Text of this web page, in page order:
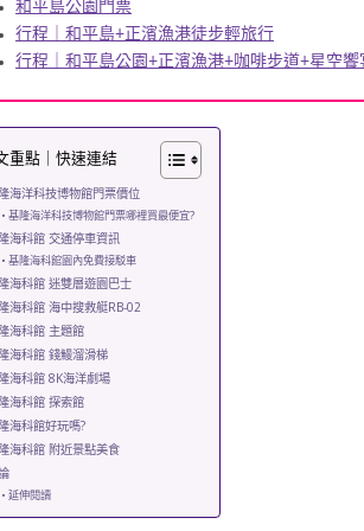
和平島公園門票
行程｜和平島+正濱漁港徒步輕旅行
行程｜和平島公園+正濱漁港+咖啡步道+星空饗
重點｜快速連結
海洋科技博物館門票價位
基隆海洋科技博物館門票哪裡買最便宜?
海科館 交通停車資訊
基隆海科館園內免費接駁車
海科館 迷雙層遊園巴士
海科館 海中搜救艇RB-02
海科館 主題館
海科館 錢鰻溜滑梯
海科館 8K海洋劇場
海科館 探索館
海科館好玩嗎?
海科館 附近景點美食
延伸閱讀